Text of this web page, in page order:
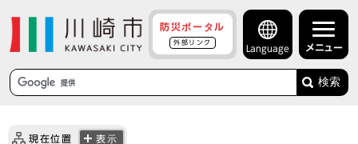
防災ポータル
外部リンク
Language メニュー
検索
現在位置 表示